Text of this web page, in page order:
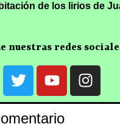
de los lirios de
nuestras redes